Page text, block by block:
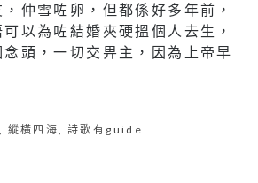
仲雪咗卵，但都係好多年前，
以為咗結婚夾硬搵個人去生，
頭，一切交畀主，因為上帝早
, 縱橫四海,詩歌有guide